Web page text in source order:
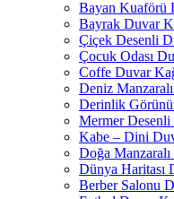
Bayan Kuaförü
Bayrak Duvar
Çiçek Desenli
Çocuk Odası
Coffe Duvar
Deniz
Derinlik
Mermer Desenli
Kabe – Dini
Doğa Manzaralı
Dünya Haritası
Berber Salonu